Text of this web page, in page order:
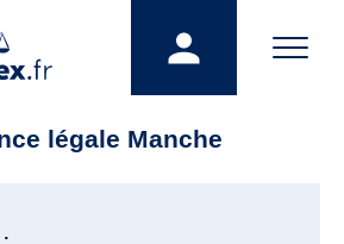
légale Manche